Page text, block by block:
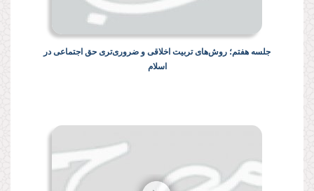
جلسه هفتم؛ روش‌های تربیت اخلاقی و ضروری‌تری حق اجتماعی در
اسلام